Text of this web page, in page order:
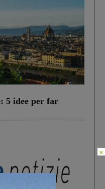
5 idee per far
×